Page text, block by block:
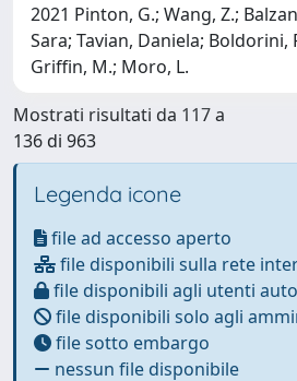
2021 Pinton, G.; Wang, Z.;
Sara; Tavian, Daniela; Boldorini,
Griffin, M.; Moro, L.
Mostrati risultati da 117 a
136 di 963
Legenda icone
file ad accesso aperto
file disponibili sulla rete
file disponibili agli utenti
file disponibili solo agli
file sotto embargo
nessun file disponibile